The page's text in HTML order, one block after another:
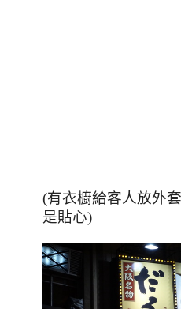
(有衣櫥給客人放外
是貼心)